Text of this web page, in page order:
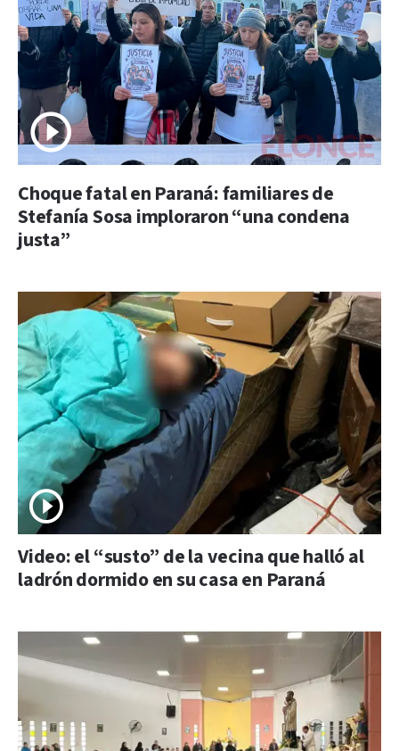
Choque fatal en Paraná: familiares de
Stefanía Sosa imploraron “una condena
justa”
Video: el “susto” de la vecina que halló al
ladrón dormido en su casa en Paraná